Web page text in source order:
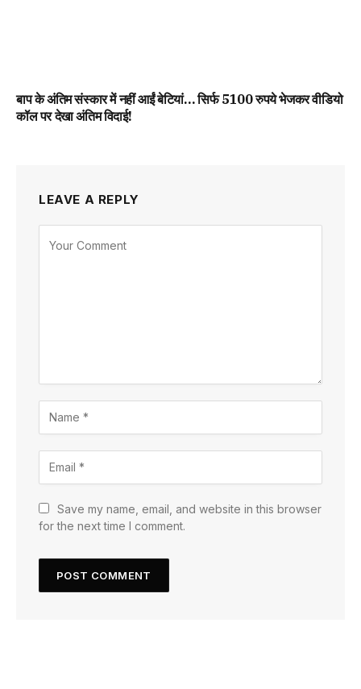
बाप के अंतिम संस्कार में नहीं आईं बेटियां… सिर्फ 5100 रुपये भेजकर वीडियो
कॉल पर देखा अंतिम विदाई!
LEAVE A REPLY
Save my name, email, and website in this browser
for the next time I comment.